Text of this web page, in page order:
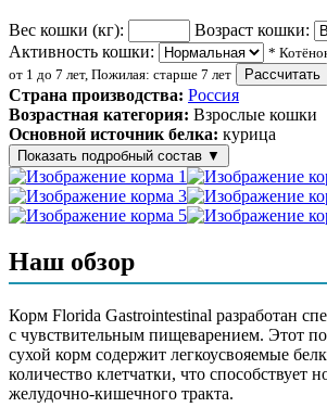
Вес кошки (кг):
Возраст кошки:
Активность кошки:
*
от 1 до 7 лет, Пожилая: старше 7 лет
Рассчитать
Страна производства: Россия
Возрастная категория: Взрослые кошки
Основной источник белка: курица
Показать подробный состав ▼
Состав корма
(8%), ферментированный протеин,
цельные яйца, натуральная вкусо-
DL-метионин (7000 мг/кг), топинамбур
пребиотика), таурин (3000 мг/кг),
экстракт Юкки Шидигера (500 мг/кг),
Аналитический состав
Наш обзор
Корм Florida Gastrointestinal разработан
с чувствительным пищеварением. Этот
сухой корм содержит легкоусвояемые
количество клетчатки, что способствует
желудочно-кишечного тракта.